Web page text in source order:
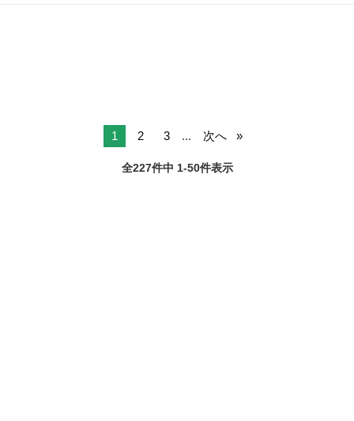
のご提案など／高時給☆／土日祝休み ・～・～・～無料！お仕事相
1 2 3 ... 次へ
全227件中 1-50件表示